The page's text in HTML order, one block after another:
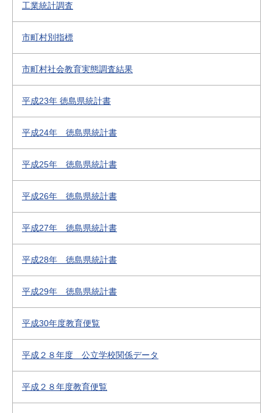
工業統計調査
市町村別指標
市町村社会教育実態調査結果
平成23年 徳島県統計書
平成24年 徳島県統計書
平成25年 徳島県統計書
平成26年 徳島県統計書
平成27年 徳島県統計書
平成28年 徳島県統計書
平成29年 徳島県統計書
平成30年度教育便覧
平成２８年度 公立学校関係データ
平成２８年度教育便覧